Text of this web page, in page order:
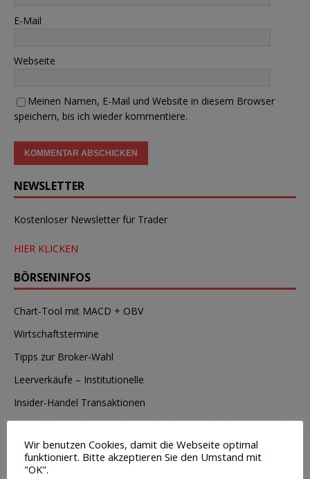
E-Mail
Webseite
Meinen Namen, E-Mail und Website in diesem Browser
speichern, bis ich wieder kommentiere.
NEWSLETTER
Kostenloser Newsletter für Trader
HIER KLICKEN
BÖRSENINFOS
Chart-Tool mit MACD + OBV
Wirtschaftstermine
Tipps zur Broker-Wahl
Leerverkäufe – Institutionelle
Insider-Handel Transaktionen
TOP-BUCHTIPP
Wir benutzen Cookies, damit die Webseite optimal
funktioniert. Bitte akzeptieren Sie den Umstand mit
"OK".